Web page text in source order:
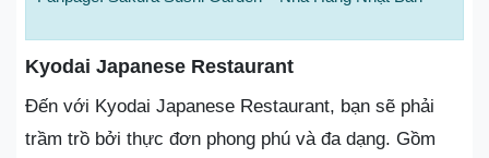
Kyodai Japanese Restaurant
Đến với Kyodai Japanese Restaurant, bạn sẽ phải
trầm trồ bởi thực đơn phong phú và đa dạng. Gồm